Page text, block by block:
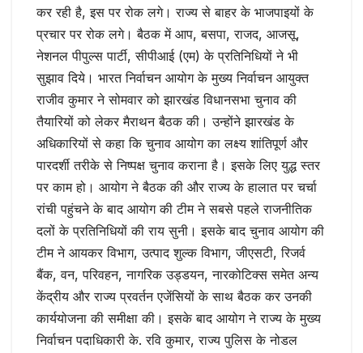
कर रही है, इस पर रोक लगे। राज्य से बाहर के भाजपाइयों के
प्रचार पर रोक लगे। बैठक में आप, बसपा, राजद, आजसू,
नेशनल पीपुल्स पार्टी, सीपीआई (एम) के प्रतिनिधियों ने भी
सुझाव दिये। भारत निर्वाचन आयोग के मुख्य निर्वाचन आयुक्त
राजीव कुमार ने सोमवार को झारखंड विधानसभा चुनाव की
तैयारियों को लेकर मैराथन बैठक की। उन्होंने झारखंड के
अधिकारियों से कहा कि चुनाव आयोग का लक्ष्य शांतिपूर्ण और
पारदर्शी तरीके से निष्पक्ष चुनाव कराना है। इसके लिए युद्ध स्तर
पर काम हो। आयोग ने बैठक की और राज्य के हालात पर चर्चा
रांची पहुंचने के बाद आयोग की टीम ने सबसे पहले राजनीतिक
दलों के प्रतिनिधियों की राय सुनी। इसके बाद चुनाव आयोग की
टीम ने आयकर विभाग, उत्पाद शुल्क विभाग, जीएसटी, रिजर्व
बैंक, वन, परिवहन, नागरिक उड्डयन, नारकोटिक्स समेत अन्य
केंद्रीय और राज्य प्रवर्तन एजेंसियों के साथ बैठक कर उनकी
कार्ययोजना की समीक्षा की। इसके बाद आयोग ने राज्य के मुख्य
निर्वाचन पदाधिकारी के. रवि कुमार, राज्य पुलिस के नोडल